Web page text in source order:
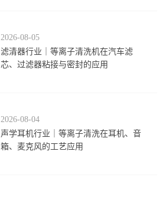
2026-08-05
滤清器行业｜等离子清洗机在汽车滤
芯、过滤器粘接与密封的应用
2026-08-04
声学耳机行业｜等离子清洗在耳机、音
箱、麦克风的工艺应用